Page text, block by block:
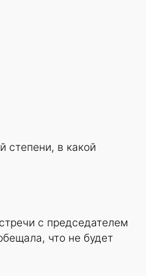
степени, в какой
с председателем
что не будет